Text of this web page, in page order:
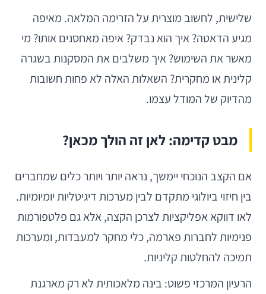
שלישית, לחשוב מוצרית על הזרימה המלאה. מאיפה
מגיע הדאטה? איך הוא נבדק? איפה מאחסנים אותו? מי
מאשר את השימוש? איך משלבים את המסקנות בשגרה
קלינית או מחקרית? השאלות האלה לא פחות חשובות
מהדיוק של המודל עצמו.
מבט קדימה: לאן זה הולך מכאן?
אם הקצב הנוכחי יימשך, נראה יותר ויותר כלים שמחברים
בין חיזוי ביולוגי מתקדם לבין מערכות דיגיטליות יומיומיות.
לאו דווקא אפליקציות לצרכן הקצה, אלא גם פלטפורמות
פנימיות לחברות פארמה, כלי מחקר למעבדות, ומערכות
תמיכה להחלטות קליניות.
הרעיון המרכזי פשוט: בינה מלאכותית לא רק מארגנת